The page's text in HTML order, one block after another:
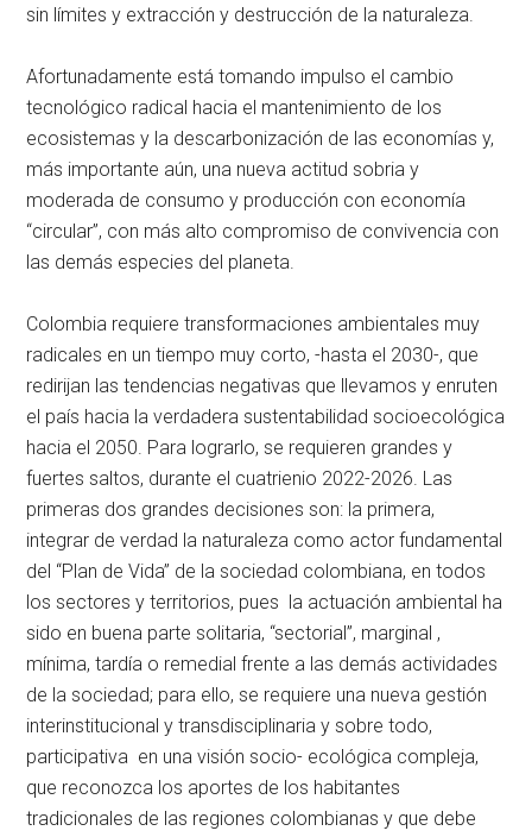
sin límites y extracción y destrucción de la naturaleza.
Afortunadamente está tomando impulso el cambio
tecnológico radical hacia el mantenimiento de los
ecosistemas y la descarbonización de las economías y,
más importante aún, una nueva actitud sobria y
moderada de consumo y producción con economía
“circular”, con más alto compromiso de convivencia con
las demás especies del planeta.
Colombia requiere transformaciones ambientales muy
radicales en un tiempo muy corto, -hasta el 2030-, que
redirijan las tendencias negativas que llevamos y enruten
el país hacia la verdadera sustentabilidad socioecológica
hacia el 2050. Para lograrlo, se requieren grandes y
fuertes saltos, durante el cuatrienio 2022-2026. Las
primeras dos grandes decisiones son: la primera,
integrar de verdad la naturaleza como actor fundamental
del “Plan de Vida” de la sociedad colombiana, en todos
los sectores y territorios, pues la actuación ambiental ha
sido en buena parte solitaria, “sectorial”, marginal ,
mínima, tardía o remedial frente a las demás actividades
de la sociedad; para ello, se requiere una nueva gestión
interinstitucional y transdisciplinaria y sobre todo,
participativa en una visión socio- ecológica compleja,
que reconozca los aportes de los habitantes
tradicionales de las regiones colombianas y que debe